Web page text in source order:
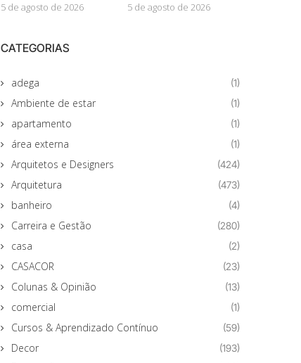
5 de agosto de 2026 5 de agosto de 2026
CATEGORIAS
adega (1)
Ambiente de estar (1)
apartamento (1)
área externa (1)
Arquitetos e Designers (424)
Arquitetura (473)
banheiro (4)
Carreira e Gestão (280)
casa (2)
CASACOR (23)
Colunas & Opinião (13)
comercial (1)
Cursos & Aprendizado Contínuo (59)
Decor (193)